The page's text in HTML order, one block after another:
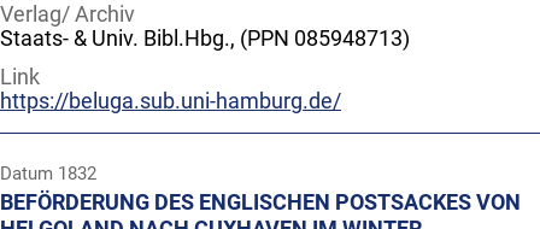
Verlag/ Archiv
Staats- & Univ. Bibl.Hbg., (PPN 085948713)
Link
https://beluga.sub.uni-hamburg.de/
Datum 1832
BEFÖRDERUNG DES ENGLISCHEN POSTSACKES VON